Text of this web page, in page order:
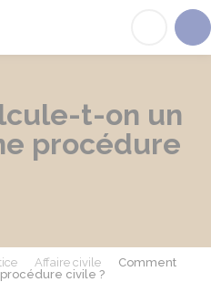
t-on un
procédure
Affaire civile
Comment
civile ?